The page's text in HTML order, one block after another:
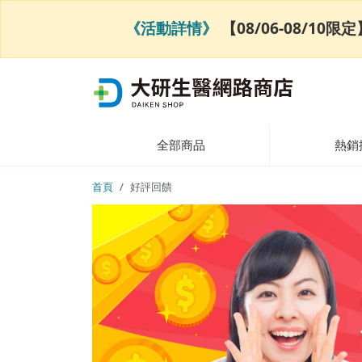
全部商品 熱銷
首頁 好評回饋
《活動詳情》 【08/06-08/10限